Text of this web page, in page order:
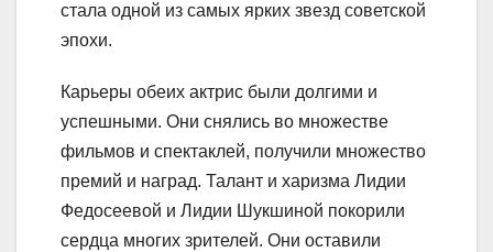
стала одной из самых ярких звезд советской
эпохи.
Карьеры обеих актрис были долгими и
успешными. Они снялись во множестве
фильмов и спектаклей, получили множество
премий и наград. Талант и харизма Лидии
Федосеевой и Лидии Шукшиной покорили
сердца многих зрителей. Они оставили